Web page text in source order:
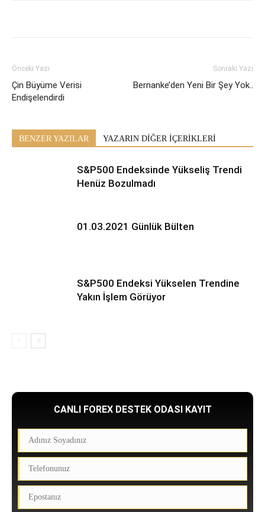
Önceki Yazı
Çin Büyüme Verisi
Endişelendirdi
Sonraki Yazı
Bernanke’den Yeni Bir Şey Yok..
BENZER YAZILAR YAZARIN DİĞER İÇERİKLERİ
S&P500 Endeksinde Yükseliş Trendi
Henüz Bozulmadı
01.03.2021 Günlük Bülten
S&P500 Endeksi Yükselen Trendine
Yakın İşlem Görüyor
CANLI FOREX DESTEK ODASI KAYIT